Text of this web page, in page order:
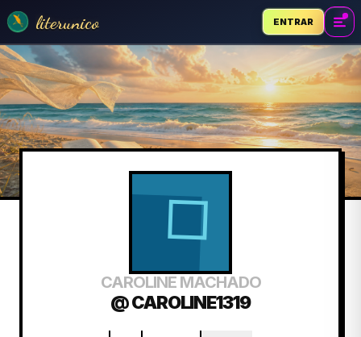
literunico ENTRAR
CAROLINE MACHADO
@ CAROLINE1319